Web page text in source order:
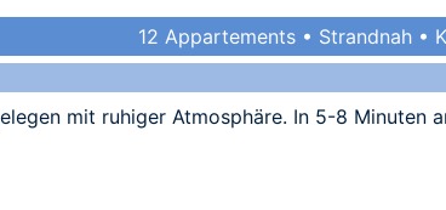
12 Appartements • Strandnah •
mit ruhiger Atmosphäre. In 5-8 Minuten